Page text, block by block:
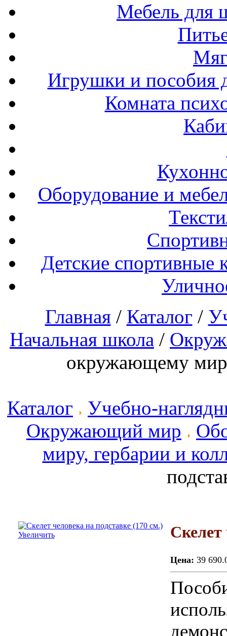
Мебель для
Игрушки и пособия
Комната
Оборудование и
Детские спортивные
Главная/ Каталог /
Начальная школа /
окружающему
Каталог
Учебно-
Окружающий мир
миру, гербарии и
Увеличить Скелет
Цена: 39